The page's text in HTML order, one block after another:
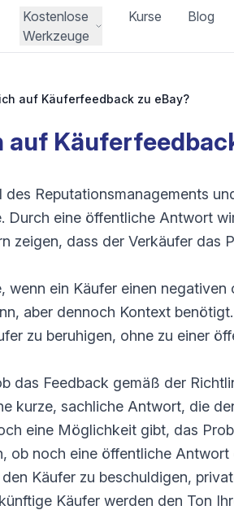
Kostenlose
Werkzeuge
Kurse Blog
auf Käuferfeedback zu eBay?
auf
Reputationsmanagements
Durch eine öffentliche Antwort
zeigen, dass der Verkäufer das
ein Käufer einen negativen
aber dennoch Kontext
zu beruhigen, ohne zu einer
das Feedback gemäß der
kurze, sachliche Antwort, die
eine Möglichkeit gibt, das
ob noch eine öffentliche Antwort
Käufer zu beschuldigen,
Käufer werden den Ton